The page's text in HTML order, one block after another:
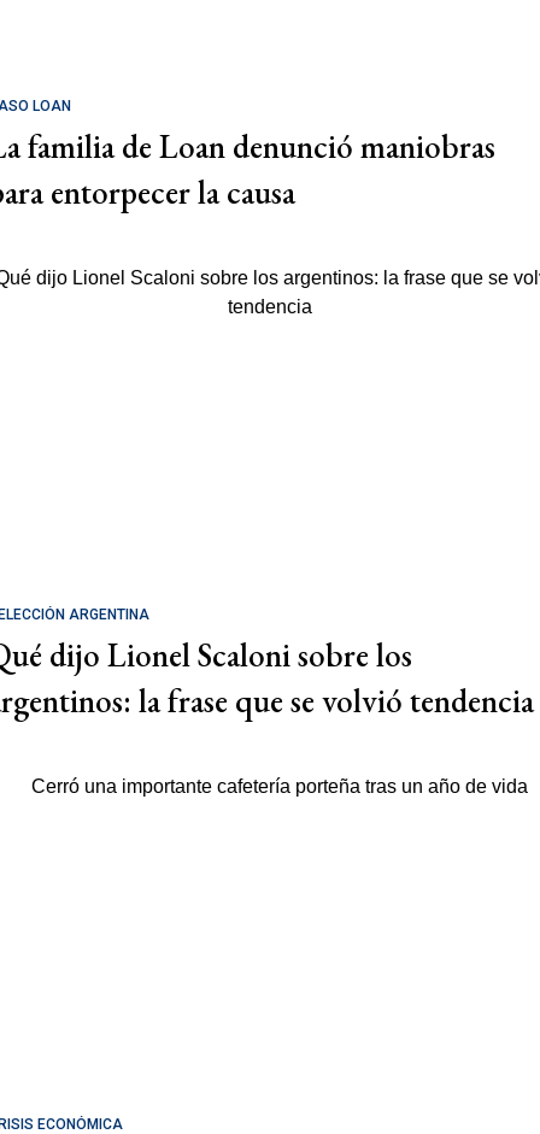
LOAN
familia de Loan denunció maniobras
entorpecer la causa
ARGENTINA
dijo Lionel Scaloni sobre los
la frase que se volvió tendencia
ECONÓMICA